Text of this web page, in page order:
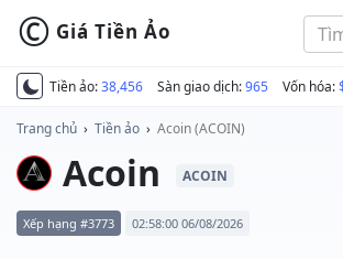
Tiền ảo:38,456 Sàn giao dịch:965 Vốn hóa:
© Giá Tiền Ảo
Trang chủ › Tiền ảo › Acoin (ACOIN)
Acoin ACOIN
Xếp hạng #3773 02:58:00 06/08/2026